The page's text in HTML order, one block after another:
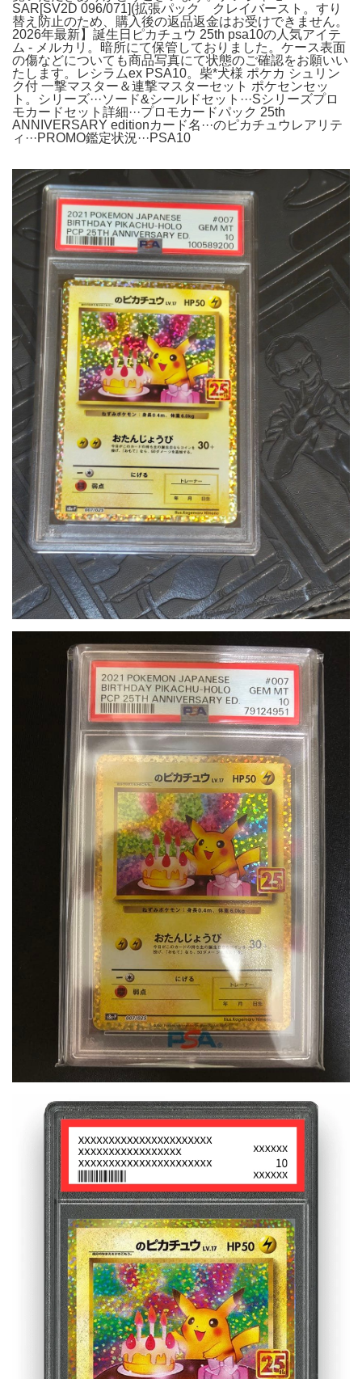
SAR[SV2D 096/071](拡張パック クレイバースト。すり
替え防止のため、購入後の返品返金はお受けできません。
2026年最新】誕生日ピカチュウ 25th psa10の人気アイテ
ム - メルカリ。暗所にて保管しておりました。ケース表面
の傷などについても商品写真にて状態のご確認をお願いい
たします。レシラムex PSA10。柴*犬様 ポケカ シュリン
ク付 一撃マスター＆連撃マスターセット ポケセンセッ
ト。シリーズ···ソード&シールドセット···Sシリーズプロ
モカードセット詳細···プロモカードパック 25th
ANNIVERSARY editionカード名···のピカチュウレアリテ
ィ···PROMO鑑定状況···PSA10